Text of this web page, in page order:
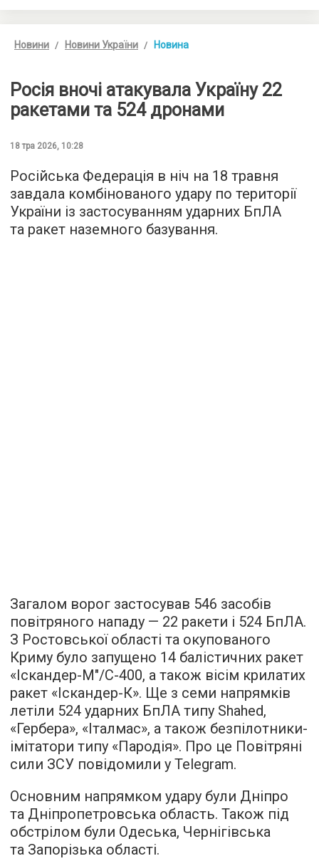
Новини Новини України Новина
Росія вночі атакувала Україну 22
ракетами та 524 дронами
18 тра 2026, 10:28
Російська Федерація в ніч на 18 травня
завдала комбінованого удару по території
України із застосуванням ударних БпЛА
та ракет наземного базування.
Загалом ворог застосував 546 засобів
повітряного нападу — 22 ракети і 524 БпЛА.
З Ростовської області та окупованого
Криму було запущено 14 балістичних ракет
«Іскандер-М"/С-400, а також вісім крилатих
ракет «Іскандер-К». Ще з семи напрямків
летіли 524 ударних БпЛА типу Shahed,
«Гербера», «Італмас», а також безпілотники-
імітатори типу «Пародія». Про це Повітряні
сили ЗСУ повідомили у Telegram.
Основним напрямком удару були Дніпро
та Дніпропетровська область. Також під
обстрілом були Одеська, Чернігівська
та Запорізька області.